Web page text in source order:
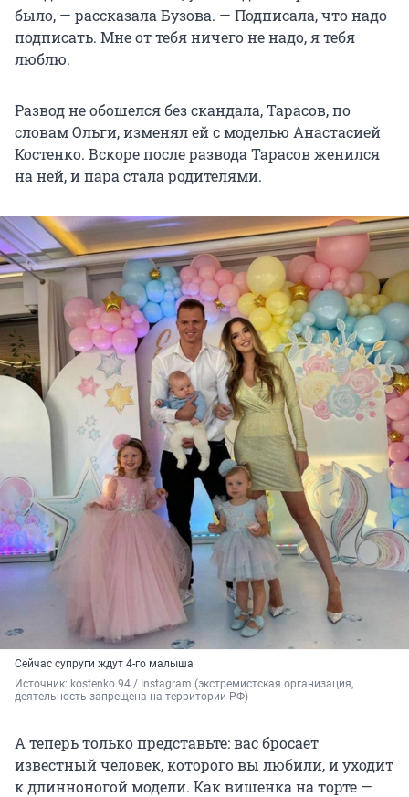
было, — рассказала Бузова. — Подписала, что надо
подписать. Мне от тебя ничего не надо, я тебя
люблю.
Развод не обошелся без скандала, Тарасов, по
словам Ольги, изменял ей с моделью Анастасией
Костенко. Вскоре после развода Тарасов женился
на ней, и пара стала родителями.
Сейчас супруги ждут 4-го малыша
Источник: kostenko.94 / Instagram (экстремистская организация,
деятельность запрещена на территории РФ)
А теперь только представьте: вас бросает
известный человек, которого вы любили, и уходит
к длинноногой модели. Как вишенка на торте —